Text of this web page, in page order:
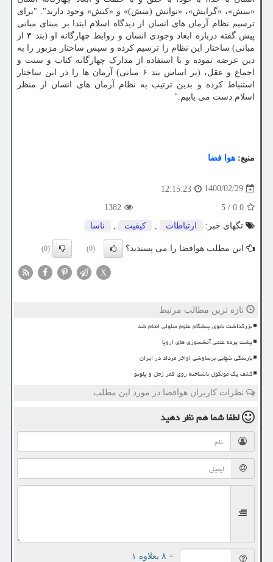
«بینش»، «گرایش»، «توانش (منش)» و «کنش» وجود دارند". "برای
ترسیم نظام آرمان های انسان از دیدگاه اسلام ابتدا بر مبنای مبانی
پیش گفته درباره ابعاد وجودی انسان و روابط چهارگانه او (بند ۳ از
مبانی) ساختار این نظام را ترسیم کرده و سپس ساختار مزبور را به
دین عرضه نموده و با استفاده از مدارک چهارگانه کتاب و سنت و
اجماع و عقل، (بر اساس بند ۶ مبانی) آرمان ها را در این ساختار
استنباط کرده و بدین ترتیب به نظام آرمان های انسان از منظر
اسلام دست می یابیم."
منبع: هوا فضا
1400/02/29
12:15:23
0.0
/
5
1382
تگهای خبر:
ارتباطات , كیفیت , ناسا
این مطلب هوافضا را می پسندید؟ (0)
(0)
X
تازه ترین مطالب مرتبط
بزرگداشت بانوی پیشگام علوم سلولی انجام شد
پشت پرده علمی آتشسوزی های اروپا
بارندگی شهابی برساوشی اواخر مرداد در ایران
کشف یک مولکول ناشناخته روی قمر زحل و پلوتو
نظرات کاربران هوافضا در مورد این مطلب
لطفا شما همنظر دهید
= ۸ بعلاوه ۱